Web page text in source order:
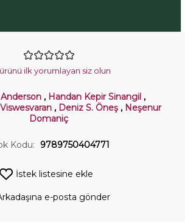
ilk yorumlayan siz olun
, Handan Kepir Sinangil ,
, Deniz S. Öneş , Neşenur
Domaniç
Kodu: 9789750404771
İstek listesine ekle
e-posta gönder